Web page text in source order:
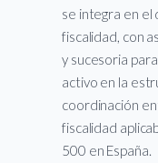
se integra en
fiscalidad, con
y sucesoria
activo en la
coordinación
fiscalidad
500 en España.